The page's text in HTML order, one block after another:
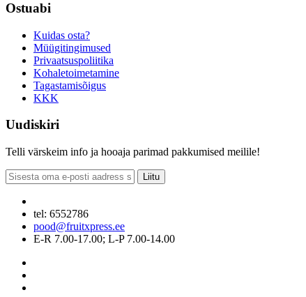
Ostuabi
Kuidas osta?
Müügitingimused
Privaatsuspoliitika
Kohaletoimetamine
Tagastamisõigus
KKK
Uudiskiri
Telli värskeim info ja hooaja parimad pakkumised meilile!
Liitu
tel: 6552786
pood@fruitxpress.ee
E-R 7.00-17.00; L-P 7.00-14.00